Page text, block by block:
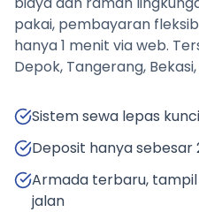
pakai, pembayaran
hanya 1 menit via web.
Depok, Tangerang,
Sistem sewa lepas
Deposit hanya sebesar
Armada terbaru,
jalan